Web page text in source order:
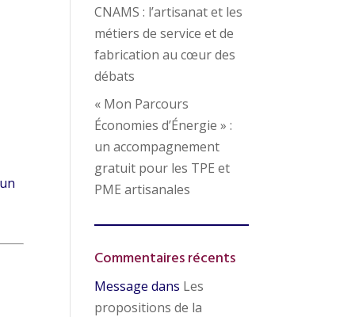
CNAMS : l’artisanat et les
métiers de service et de
fabrication au cœur des
débats
« Mon Parcours
Économies d’Énergie » :
un accompagnement
gratuit pour les TPE et
PME artisanales
Commentaires récents
Message dans Les
propositions de la